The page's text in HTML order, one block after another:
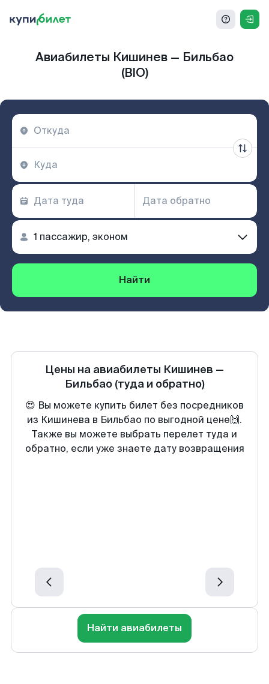
Авиабилеты Кишинев — Бильбао
(BIO)
Найти
Цены на авиабилеты Кишинев —
Бильбао (туда и обратно)
😍 Вы можете купить билет без посредников
из Кишинева в Бильбао по выгодной цене🙌.
Также вы можете выбрать перелет туда и
обратно, если уже знаете дату возвращения
Найти авиабилеты